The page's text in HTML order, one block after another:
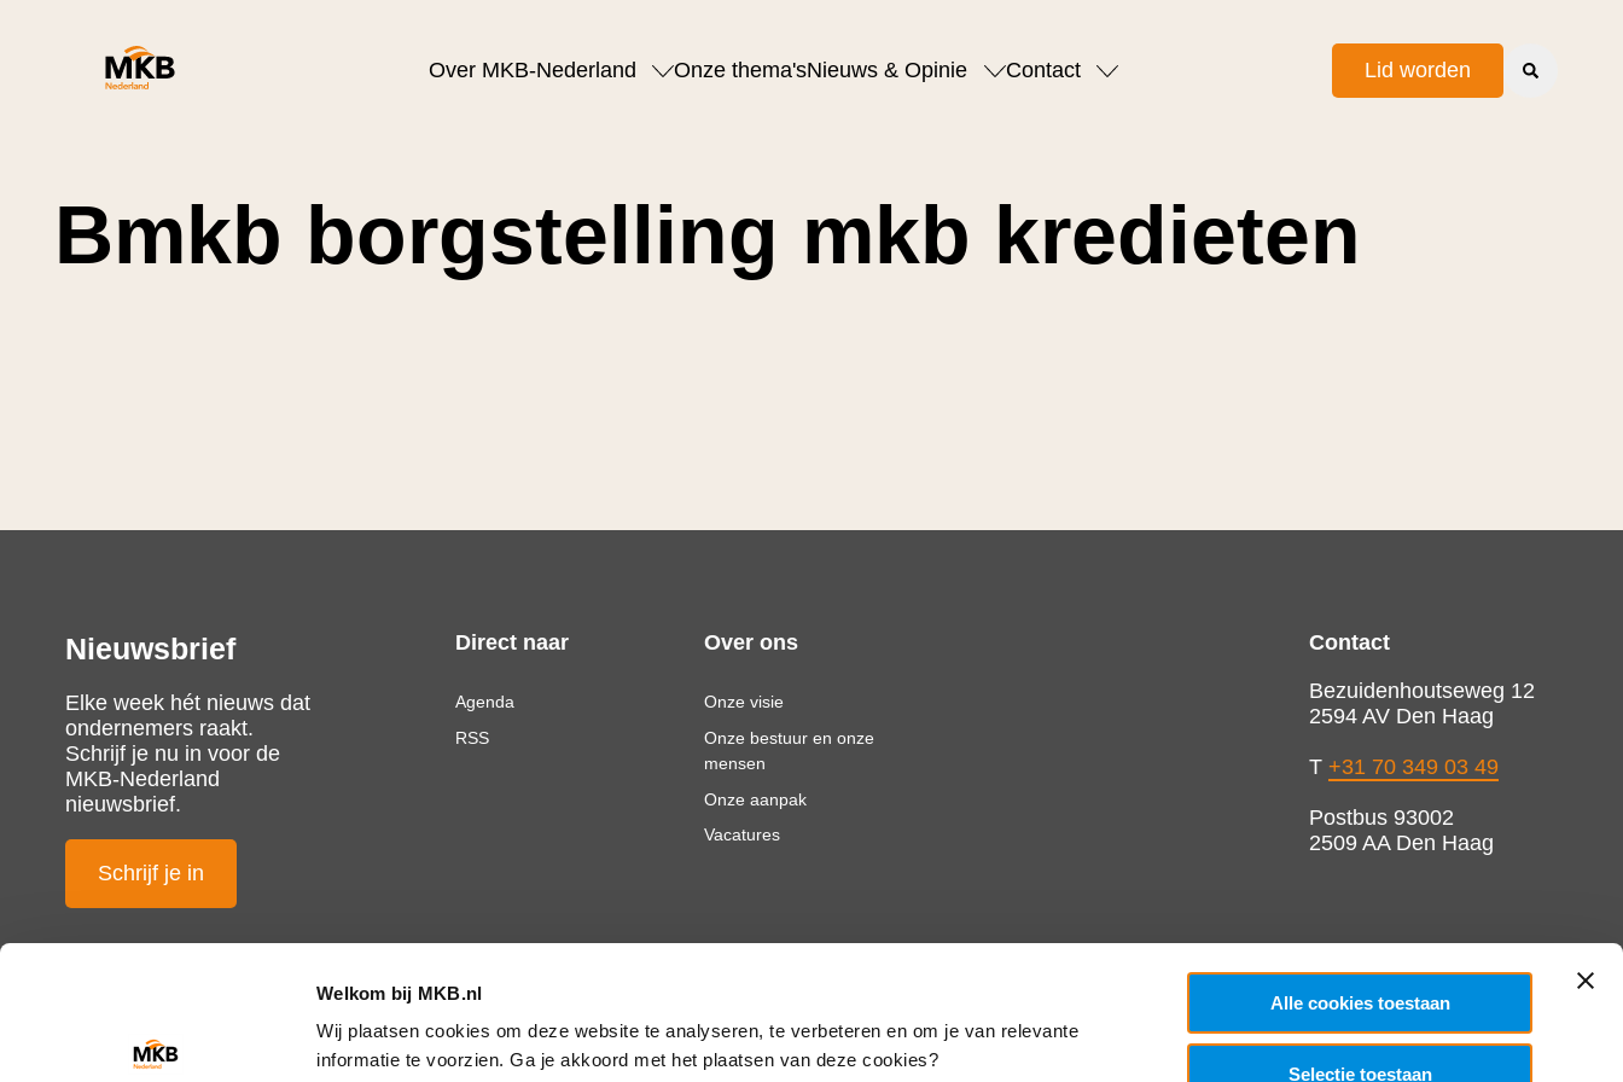
Welkom bij MKB.nl
Wij plaatsen cookies om deze website te analyseren, te verbeteren en om je van relevante
informatie te voorzien. Ga je akkoord met het plaatsen van deze cookies?
Alle cookies toestaan
Selectie toestaan
Over MKB-Nederland Onze thema'sNieuws & Opinie Contact Lid worden
Bmkb borgstelling mkb kredieten
Nieuwsbrief
Elke week hét nieuws dat
ondernemers raakt.
Schrijf je nu in voor de
MKB-Nederland
nieuwsbrief.
Schrijf je in
Direct naar
Agenda
RSS
Over ons
Onze visie
Onze bestuur en onze
mensen
Onze aanpak
Vacatures
Contact
Bezuidenhoutseweg 12
2594 AV Den Haag
T +31 70 349 03 49
Postbus 93002
2509 AA Den Haag